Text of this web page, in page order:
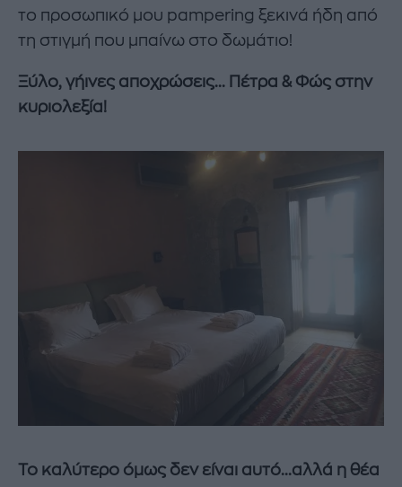
το προσωπικό μου pampering ξεκινά ήδη από
τη στιγμή που μπαίνω στο δωμάτιο!
Ξύλο, γήινες αποχρώσεις... Πέτρα & Φώς στην
κυριολεξία!
Το καλύτερο όμως δεν είναι αυτό...αλλά η θέα